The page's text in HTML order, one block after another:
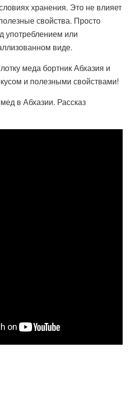
хранения. Это не влияет
свойства. Просто
употреблением или
виде.
меда бортник Абхазия и
и полезными свойствами!
в Абхазии. Рассказ